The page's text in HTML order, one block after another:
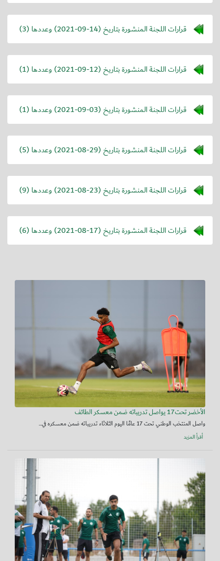
قرارات اللجنة المنشورة بتاريخ (2021-09-14) وعددها (3)
قرارات اللجنة المنشورة بتاريخ (2021-09-12) وعددها (1)
قرارات اللجنة المنشورة بتاريخ (2021-09-03) وعددها (1)
قرارات اللجنة المنشورة بتاريخ (2021-08-29) وعددها (5)
قرارات اللجنة المنشورة بتاريخ (2021-08-23) وعددها (9)
قرارات اللجنة المنشورة بتاريخ (2021-08-17) وعددها (6)
الأخضر تحت17 يواصل تدريباته ضمن معسكر الطائف
واصل المنتخب الوطني تحت 17 عامًا اليوم الثلاثاء تدريباته ضمن معسكره في...
أقرأ المزيد